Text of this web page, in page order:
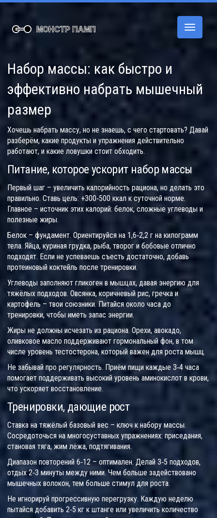
Набор массы: как быстро и
эффективно набрать мышечный
размер
Хочешь набрать массу, но не знаешь, с чего стартовать? Давай
разберём, какие продукты и упражнения действительно
работают, и какие ловушки стоит обходить.
Питание, которое ускорит набор массы
Первый шаг – увеличить калорийность рациона, но делать это
правильно. Ставь цель: +300‑500 ккал к суточной норме.
Главное – источник этих калорий: белок, сложные углеводы и
полезные жиры.
Белок – фундамент. Ориентируйся на 1,6‑2,2 г на килограмм
тела. Яйца, куриная грудка, рыба, творог и бобовые отлично
подходят. Если не успеваешь съесть достаточно, добавь
протеиновый коктейль после тренировки.
Углеводы заполняют гликоген в мышцах, давая энергию для
тяжёлых подходов. Овсянка, коричневый рис, гречка и
картофель – твои союзники. Питайся около часа до
тренировки, чтобы иметь запас энергии.
Жиры не должны исчезать из рациона. Орехи, авокадо,
оливковое масло поддерживают гормональный фон, в том
числе уровень тестостерона, который важен для роста мышц.
Не забывай про регулярность. Приём пищи каждые 3‑4 часа
помогает поддерживать высокий уровень аминокислот в крови,
что ускоряет восстановление.
Тренировки, дающие рост
Ставка на тяжёлый базовый вес – ключ к набору массы.
Сосредоточься на многосуставных упражнениях: приседания,
становая тяга, жим лёжа, подтягивания.
Диапазон повторений 6‑12 – оптимален. Делай 3‑5 подходов,
отдых 2‑3 минуты между ними. Чем больше задействовано
мышечных волокон, тем больше стимул для роста.
Не игнорируй прогрессивную перегрузку. Каждую неделю
пытайся добавить 2‑5 кг к штанге или увеличить количество